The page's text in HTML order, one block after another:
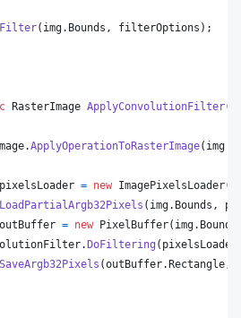
Filter( img. Bounds , filterOptions ) ;
RasterImage ApplyConvolutionFilter(
.ApplyOperationToRasterImage( img
pixelsLoader = new ImagePixelsLoader(
LoadPartialArgb32Pixels ( img. Bounds ,
outBuffer = new PixelBuffer( img. Bounds
.DoFiltering ( pixelsLoader
SaveArgb32Pixels (outBuffer.Rectangle